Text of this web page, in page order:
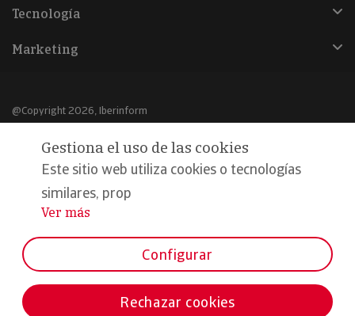
Tecnología
Marketing
@Copyright 2026, Iberinform
Aviso legal
Política de cookies
Declaración de privacidad
Formamos parte de:
Gestiona el uso de las cookies
Este sitio web utiliza cookies o tecnologías
similares, prop
...
Ver más
Configurar
Rechazar cookies